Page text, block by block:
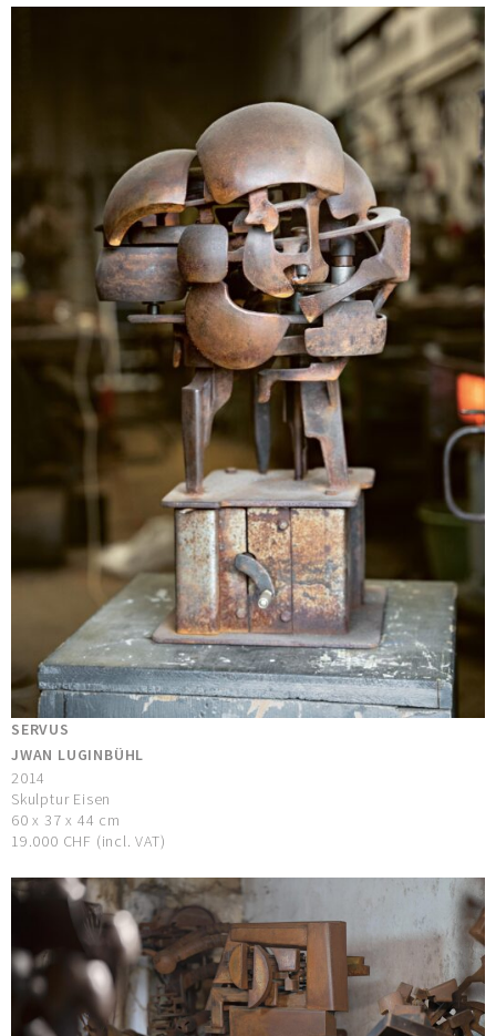
SERVUS
JWAN LUGINBÜHL
2014
Skulptur Eisen
60 x 37 x 44 cm
19.000 CHF (incl. VAT)